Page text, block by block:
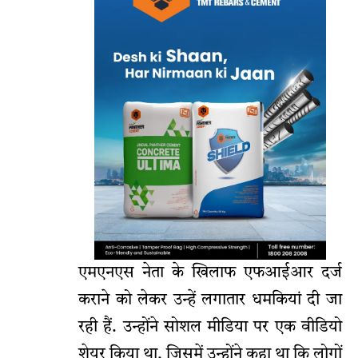
एमएनएस नेता के खिलाफ एफआईआर दर्ज
कराने को लेकर उन्हें लगातार धमकियां दी जा
रही हैं. उन्होंने सोशल मीडिया पर एक वीडियो